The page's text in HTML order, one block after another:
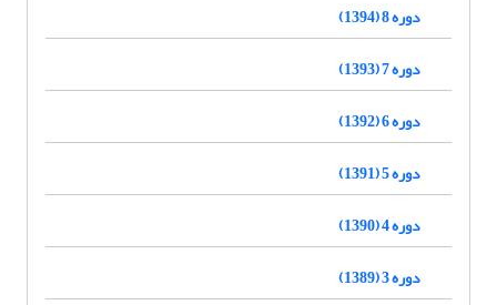
دوره 8 (1394)
دوره 7 (1393)
دوره 6 (1392)
دوره 5 (1391)
دوره 4 (1390)
دوره 3 (1389)